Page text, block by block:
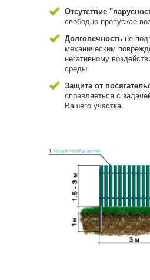
Отсутствие
свободно пропускае
Долговечностьне
механическим
негативному
среды.
Защита от
справляеться с
Вашего участка.